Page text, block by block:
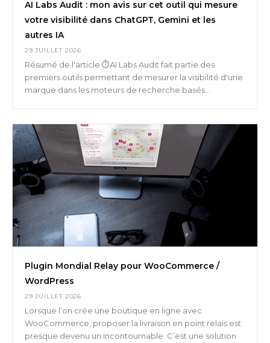
AI Labs Audit : mon avis sur cet outil qui mesure
votre visibilité dans ChatGPT, Gemini et les
autres IA
29 JUILLET 2026
Résumé de l'article ⏱️AI Labs Audit fait partie des
premiers outils permettant de mesurer la visibilité d'une
marque dans les moteurs de recherche basés...
Plugin Mondial Relay pour WooCommerce /
WordPress
29 JUILLET 2026
Lorsque l’on crée une boutique en ligne avec
WooCommerce, proposer la livraison en point relais est
presque devenu un incontournable. C’est une solution